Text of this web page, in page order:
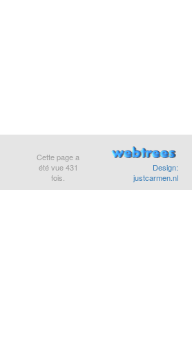
Cette page a
été vue431
fois.
Design:
justcarmen.nl